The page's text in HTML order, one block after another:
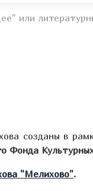
или
созданы в
Фонда
"Мелихово".